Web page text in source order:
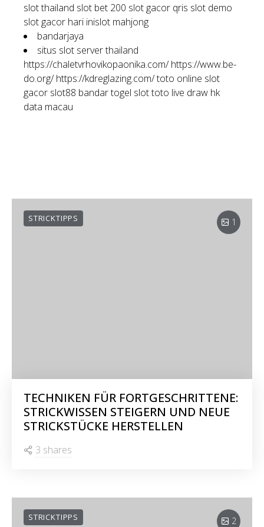
slot thailand slot bet 200 slot gacor qris slot demo
slot gacor hari inislot mahjong
bandarjaya
situs slot server thailand
https://chaletvrhovikopaonika.com/ https://www.be-
do.org/ https://kdreglazing.com/toto online slot
gacor slot88 bandar togel slot toto live draw hk
data macau
1
STRICKTIPPS
TECHNIKEN FÜR FORTGESCHRITTENE:
STRICKWISSEN STEIGERN UND NEUE
STRICKSTÜCKE HERSTELLEN
3 shares
2
STRICKTIPPS